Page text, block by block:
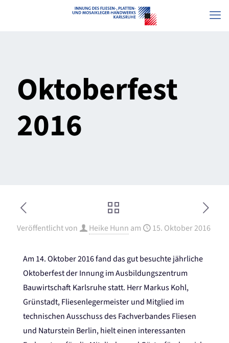
Oktoberfest
2016
Veröffentlicht von Heike Hunn am 15. Oktober 2016
Am 14. Oktober 2016 fand das gut besuchte jährliche
Oktoberfest der Innung im Ausbildungszentrum
Bauwirtschaft Karlsruhe statt. Herr Markus Kohl,
Grünstadt, Fliesenlegermeister und Mitglied im
technischen Ausschuss des Fachverbandes Fliesen
und Naturstein Berlin, hielt einen interessanten